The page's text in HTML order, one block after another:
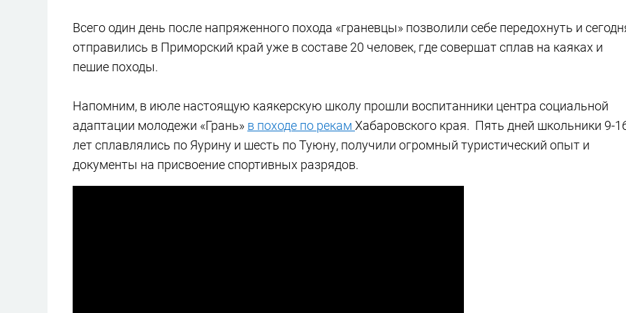
Всего один день после напряженного похода «граневцы» позволили себе передохнуть и
отправились в Приморский край уже в составе 20 человек, где совершат сплав на каяках и
пешие походы.
Напомним, в июле настоящую каякерскую школу прошли воспитанники центра социальной
адаптации молодежи «Грань» в походе по рекам Хабаровского края. Пять дней школьники 9-
лет сплавлялись по Яурину и шесть по Туюну, получили огромный туристический опыт и
документы на присвоение спортивных разрядов.